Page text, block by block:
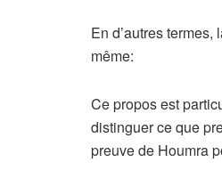
En d’autres
même:
Ce propos est
distinguer ce que
preuve de Houmra